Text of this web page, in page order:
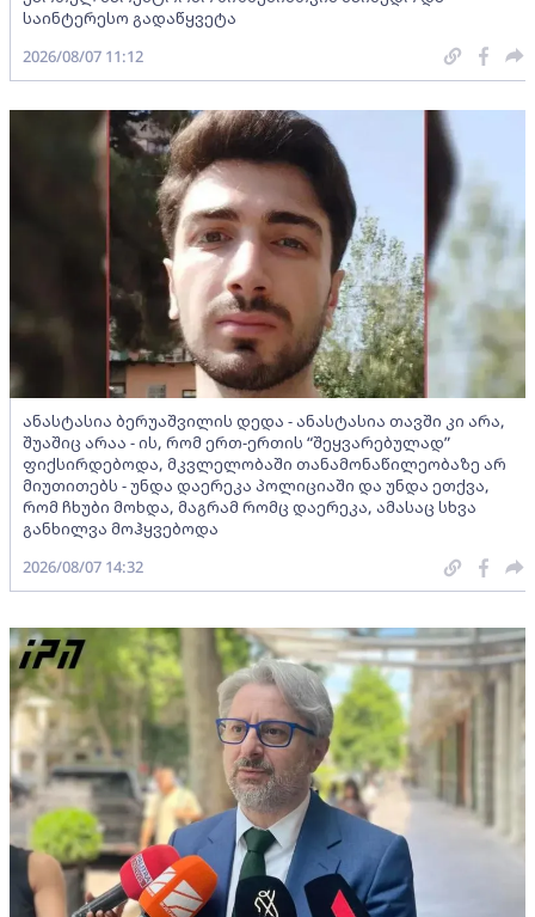
საინტერესო გადაწყვეტა
2026/08/07 11:12
ანასტასია ბერუაშვილის დედა - ანასტასია თავში კი არა,
შუაშიც არაა - ის, რომ ერთ-ერთის “შეყვარებულად”
ფიქსირდებოდა, მკვლელობაში თანამონაწილეობაზე არ
მიუთითებს - უნდა დაერეკა პოლიციაში და უნდა ეთქვა,
რომ ჩხუბი მოხდა, მაგრამ რომც დაერეკა, ამასაც სხვა
განხილვა მოჰყვებოდა
2026/08/07 14:32